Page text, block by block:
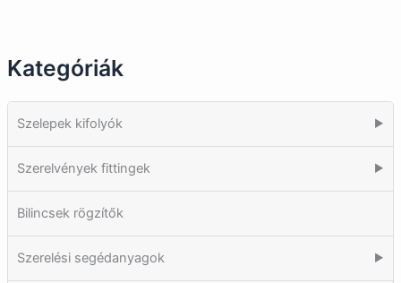
Kategóriák
Szelepek kifolyók ▶
Szerelvények fittingek ▶
Bilincsek rögzítők
Szerelési segédanyagok ▶